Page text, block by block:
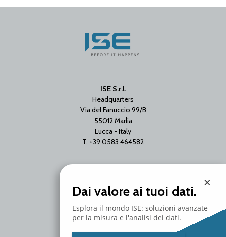
ISE S.r.l.
Headquarters
Via del Fanuccio 99/B
55012 Marlia
Lucca - Italy
T. +39 0583 464582
×
Dai valore ai tuoi dati.
Esplora il mondo ISE: soluzioni avanzate
per la misura e l'analisi dei dati.